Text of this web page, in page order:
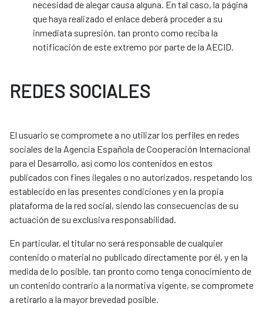
necesidad de alegar causa alguna. En tal caso, la página
que haya realizado el enlace deberá proceder a su
inmediata supresión, tan pronto como reciba la
notificación de este extremo por parte de la AECID.
REDES SOCIALES
El usuario se compromete a no utilizar los perfiles en redes
sociales de la Agencia Española de Cooperación Internacional
para el Desarrollo, así como los contenidos en estos
publicados con fines ilegales o no autorizados, respetando los
establecido en las presentes condiciones y en la propia
plataforma de la red social, siendo las consecuencias de su
actuación de su exclusiva responsabilidad.
En particular, el titular no será responsable de cualquier
contenido o material no publicado directamente por él, y en la
medida de lo posible, tan pronto como tenga conocimiento de
un contenido contrario a la normativa vigente, se compromete
a retirarlo a la mayor brevedad posible.